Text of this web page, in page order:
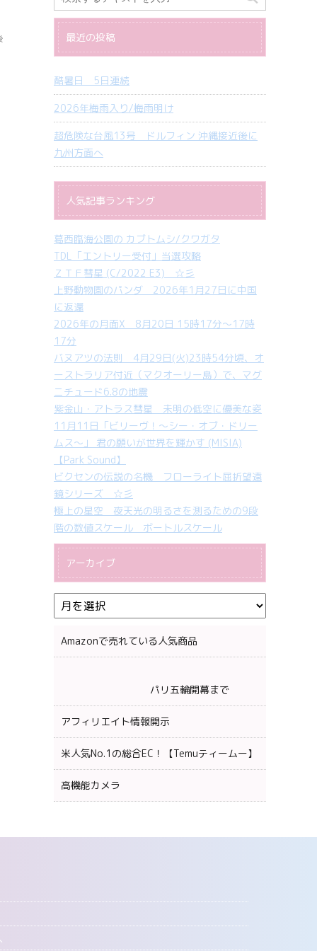
最近の投稿
酷暑日 5日連続
2026年梅雨入り/梅雨明け
超危険な台風13号 ドルフィン 沖縄接近後に
九州方面へ
人気記事ランキング
葛西臨海公園の カブトムシ/クワガタ
TDL「エントリー受付」当選攻略
ＺＴＦ彗星 (C/2022 E3) ☆彡
上野動物園のパンダ 2026年1月27日に中国
に返還
2026年の月面X 8月20日 15時17分～17時
17分
バヌアツの法則 4月29日(火)23時54分頃、オ
ーストラリア付近（マクオーリー島）で、マグ
ニチュード6.8の地震
紫金山・アトラス彗星 未明の低空に優美な姿
11月11日「ビリーヴ！～シー・オブ・ドリー
ムス～」 君の願いが世界を輝かす (MISIA)
【Park Sound】
ビクセンの伝説の名機 フローライト屈折望遠
鏡シリーズ ☆彡
極上の星空 夜天光の明るさを測るための9段
階の数値スケール ボートルスケール
アーカイブ
Amazonで売れている人気商品
パリ五輪開幕まで
アフィリエイト情報開示
米人気No.1の総合EC！【Temuティームー】
高機能カメラ